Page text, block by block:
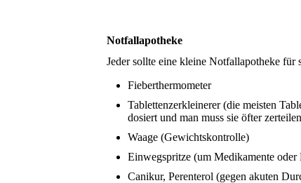
Notfallapotheke
Jeder sollte eine kleine Notfallapotheke für
Fieberthermometer
Tablettenzerkleinerer (die meisten
dosiert und man muss sie öfter
Waage (Gewichtskontrolle)
Einwegspritze (um Medikamente oder
Canikur, Perenterol (gegen akuten